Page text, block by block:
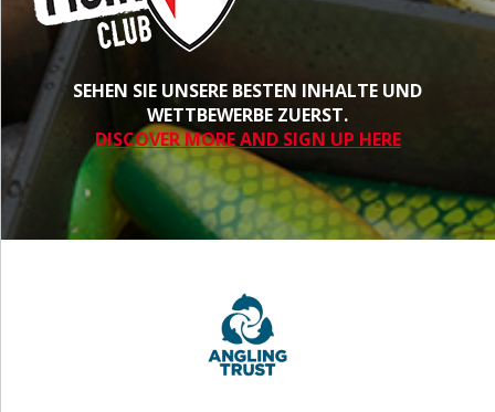
SEHEN SIE UNSERE BESTEN INHALTE UND
WETTBEWERBE ZUERST.
DISCOVER MORE AND SIGN UP HERE